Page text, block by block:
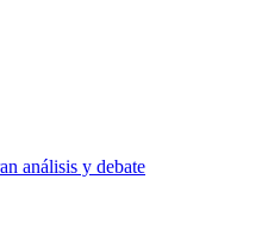
análisis y debate